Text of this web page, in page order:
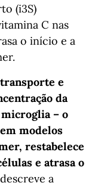
(i3S)
C nas
o início e a
e
da
– o
modelos
restabelece
e atrasa o
descreve a